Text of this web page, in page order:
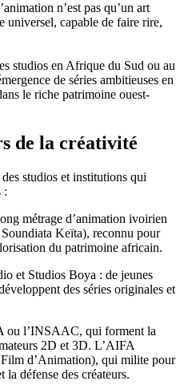
n’est pas qu’un art
universel, capable de faire rire,
studios en Afrique du Sud ou au
de séries ambitieuses en
le riche patrimoine ouest-
de la créativité
studios et institutions qui
:
métrage d’animation ivoirien
Keïta), reconnu pour
du patrimoine africain.
et Studios Boya : de jeunes
des séries originales et
ou l’INSAAC, qui forment la
2D et 3D. L’AIFA
d’Animation), qui milite pour
la défense des créateurs.